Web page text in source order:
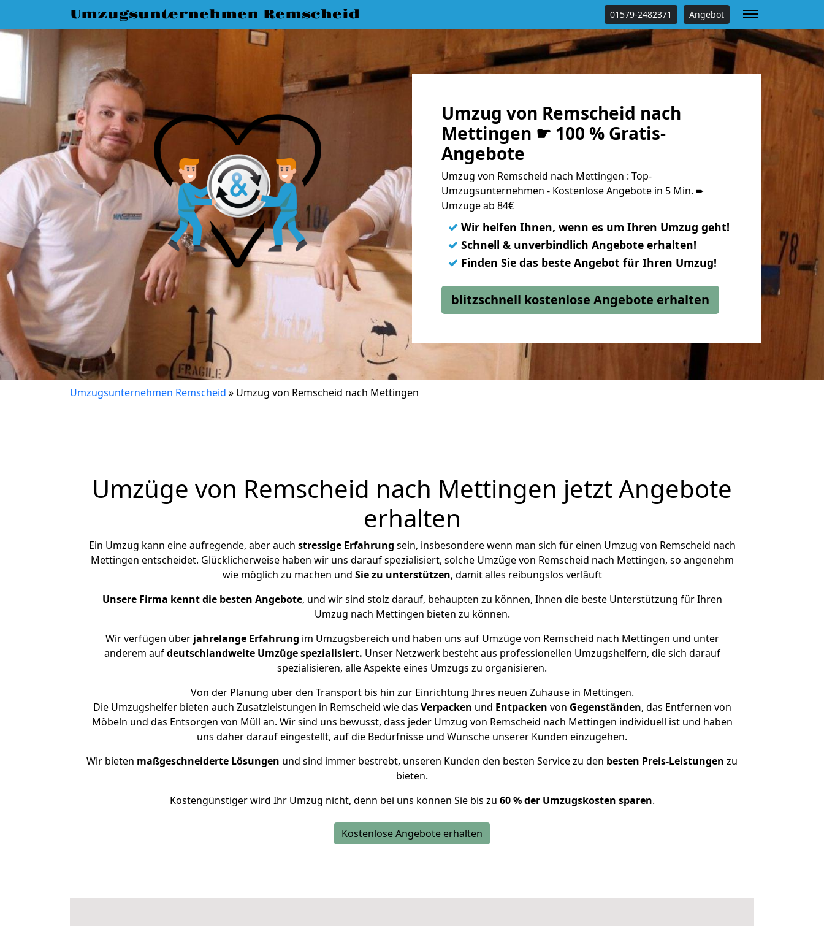
Umzugsunternehmen Remscheid 01579-2482371 Angebot
Umzug von Remscheid nach
Mettingen ☛ 100 % Gratis-
Angebote
Umzug von Remscheid nach Mettingen : Top-
Umzugsunternehmen - Kostenlose Angebote in 5 Min. ➨
Umzüge ab 84€
✓ Wir helfen Ihnen, wenn es um Ihren Umzug geht!
✓ Schnell & unverbindlich Angebote erhalten!
✓ Finden Sie das beste Angebot für Ihren Umzug!
blitzschnell kostenlose Angebote erhalten
Umzugsunternehmen Remscheid » Umzug von Remscheid nach Mettingen
Umzüge von Remscheid nach Mettingen jetzt Angebote
erhalten
Ein Umzug kann eine aufregende, aber auch stressige Erfahrung sein, insbesondere wenn man sich für einen Umzug von Remscheid nach
Mettingen entscheidet. Glücklicherweise haben wir uns darauf spezialisiert, solche Umzüge von Remscheid nach Mettingen, so angenehm
wie möglich zu machen und Sie zu unterstützen, damit alles reibungslos verläuft
Unsere Firma kennt die besten Angebote, und wir sind stolz darauf, behaupten zu können, Ihnen die beste Unterstützung für Ihren
Umzug nach Mettingen bieten zu können.
Wir verfügen überjahrelange Erfahrung im Umzugsbereich und haben uns auf Umzüge von Remscheid nach Mettingen und unter
anderem aufdeutschlandweite Umzüge spezialisiert. Unser Netzwerk besteht aus professionellen Umzugshelfern, die sich darauf
spezialisieren, alle Aspekte eines Umzugs zu organisieren.
Von der Planung über den Transport bis hin zur Einrichtung Ihres neuen Zuhause in Mettingen.
Die Umzugshelfer bieten auch Zusatzleistungen in Remscheid wie das Verpacken und Entpacken von Gegenständen, das Entfernen von
Möbeln und das Entsorgen von Müll an. Wir sind uns bewusst, dass jeder Umzug von Remscheid nach Mettingen individuell ist und haben
uns daher darauf eingestellt, auf die Bedürfnisse und Wünsche unserer Kunden einzugehen.
Wir bieten maßgeschneiderte Lösungen und sind immer bestrebt, unseren Kunden den besten Service zu den besten Preis-Leistungen zu
bieten.
Kostengünstiger wird Ihr Umzug nicht, denn bei uns können Sie bis zu 60 % der Umzugskosten sparen.
Kostenlose Angebote erhalten